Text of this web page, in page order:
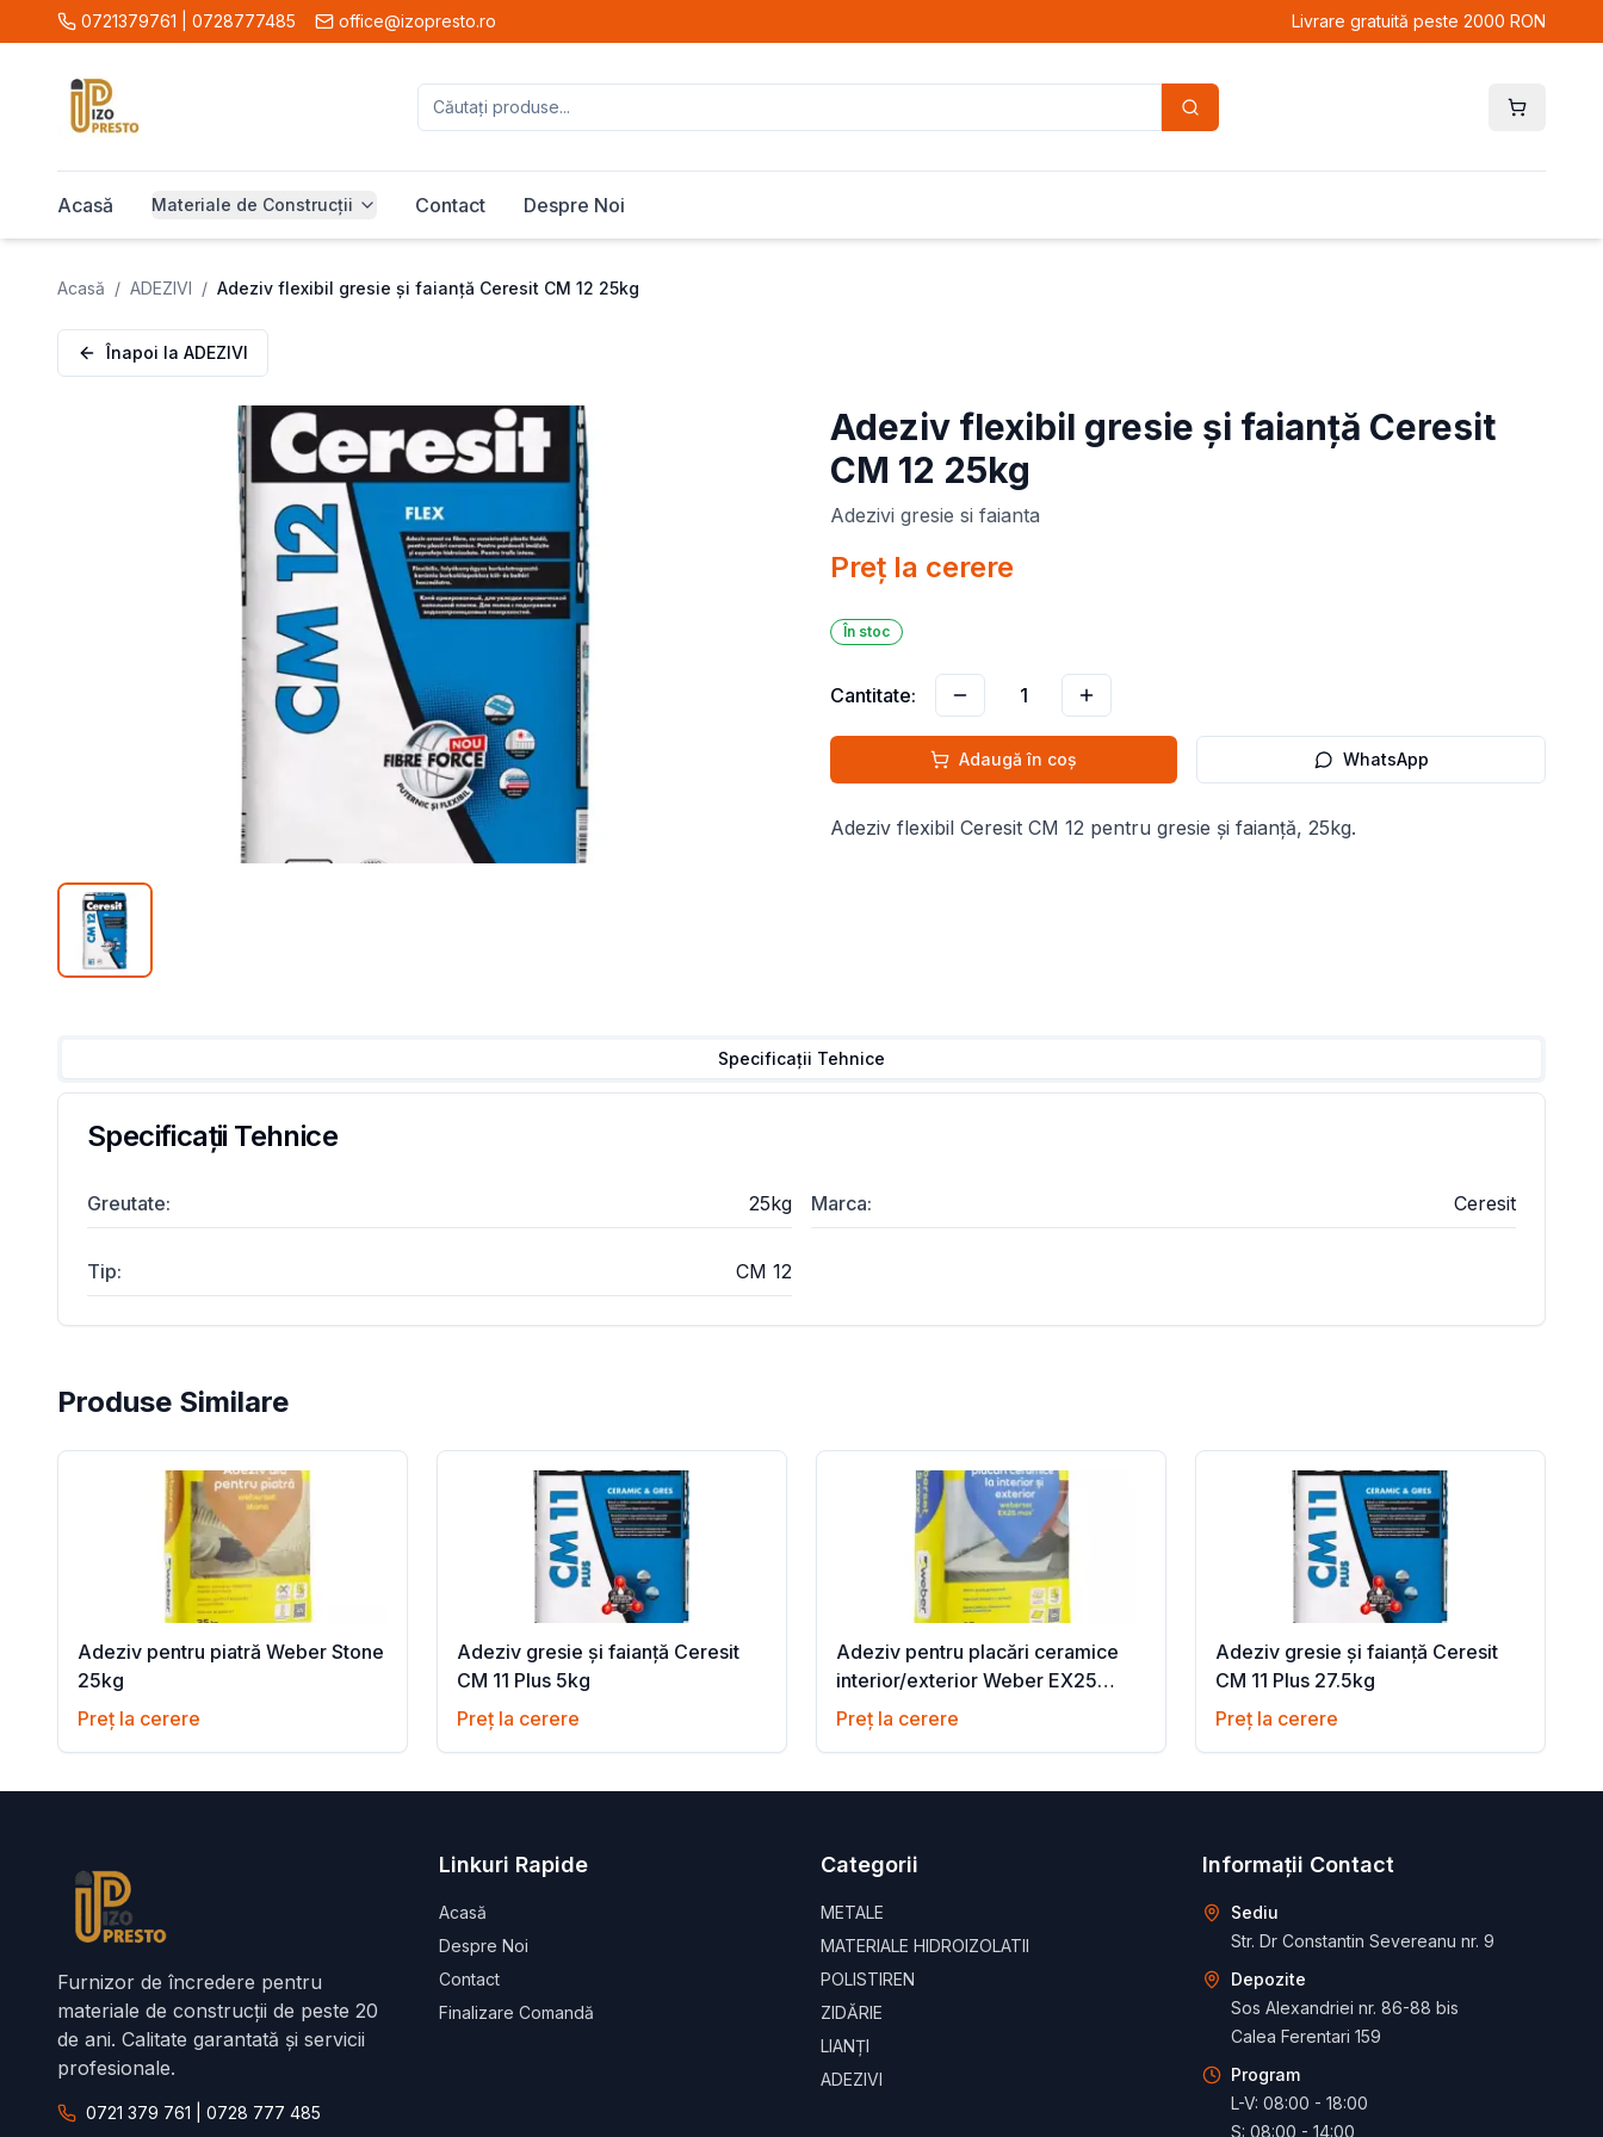
0721379761 | 0728777485 office@izopresto.ro Livrare gratuită peste 2000 RON
Acasă Materiale de Construcții Contact Despre Noi
Acasă / ADEZIVI / Adeziv flexibil gresie și faianță Ceresit CM 12 25kg
Înapoi la ADEZIVI
Adeziv flexibil gresie și faianță Ceresit
CM 12 25kg
Adezivi gresie si faianta
Preț la cerere
În stoc
Cantitate: 1
Adaugă în coș WhatsApp
Adeziv flexibil Ceresit CM 12 pentru gresie și faianță, 25kg.
Specificații Tehnice
Specificații Tehnice
Greutate: 25kg Marca: Ceresit
Tip: CM 12
Produse Similare
Adeziv pentru piatră Weber Stone
25kg
Preț la cerere
Adeziv gresie și faianță Ceresit
CM 11 Plus 5kg
Preț la cerere
Adeziv pentru placări ceramice
interior/exterior Weber EX25
25kg
Preț la cerere
Adeziv gresie și faianță Ceresit
CM 11 Plus 27.5kg
Preț la cerere
Furnizor de încredere pentru
materiale de construcții de peste 20
de ani. Calitate garantată și servicii
profesionale.
0721 379 761 | 0728 777 485
Linkuri Rapide
Acasă
Despre Noi
Contact
Finalizare Comandă
Categorii
METALE
MATERIALE HIDROIZOLATII
POLISTIREN
ZIDĂRIE
LIANȚI
ADEZIVI
Informații Contact
Sediu
Str. Dr Constantin Severeanu nr. 9
Depozite
Sos Alexandriei nr. 86-88 bis
Calea Ferentari 159
Program
L-V: 08:00 - 18:00
S: 08:00 - 14:00